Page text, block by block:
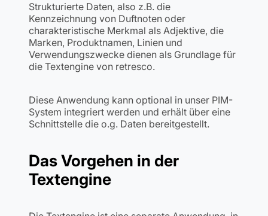
Strukturierte Daten, also z.B. die
Kennzeichnung von Duftnoten oder
charakteristische Merkmal als Adjektive, die
Marken, Produktnamen, Linien und
Verwendungszwecke dienen als Grundlage für
die Textengine von retresco.
Diese Anwendung kann optional in unser PIM-
System integriert werden und erhält über eine
Schnittstelle die o.g. Daten bereitgestellt.
Das Vorgehen in der
Textengine